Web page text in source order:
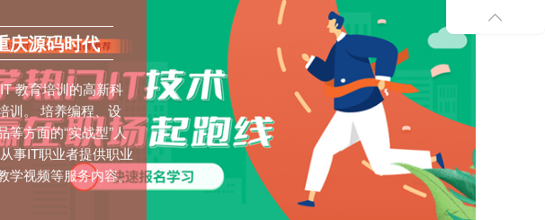
庆源码时代
教育培训的高新科
训。 培养编程、设
等方面的“实战型”人
事IT职业者提供职业
学视频等服务内容。